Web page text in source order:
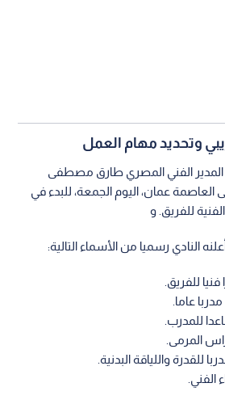
وتحديد مهام العمل
الفني المصري طارق مصطفى
العاصمة عمان، اليوم الجمعة، للبدء في
للفريق. و
النادي رسميا من الأسماء التالية:
للفريق.
عاما.
للمدرب.
المرمى.
للقدرة واللياقة البدنية.
الفني.